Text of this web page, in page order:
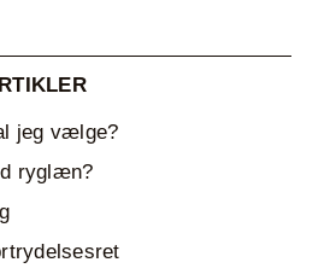
jeg vælge?
ryglæn?